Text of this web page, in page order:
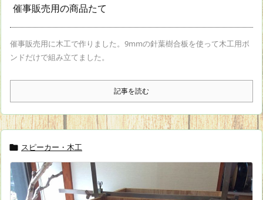
催事販売用の商品たて
催事販売用に木工で作りました。9mmの針葉樹合板を使って木工用ボ
ンドだけで組み立てました。
記事を読む
 スピーカー・木工